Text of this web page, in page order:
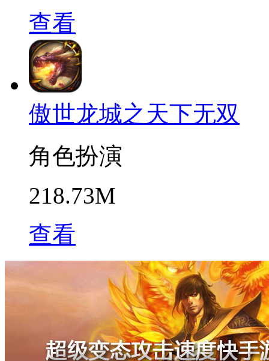
查看
傲世龙城之天下无双
角色扮演
218.73M
查看